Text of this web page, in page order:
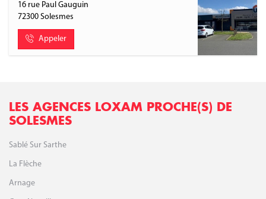
16 rue Paul Gauguin
72300 Solesmes
Appeler
LES AGENCES LOXAM PROCHE(S) DE
SOLESMES
Sablé Sur Sarthe
La Flèche
Arnage